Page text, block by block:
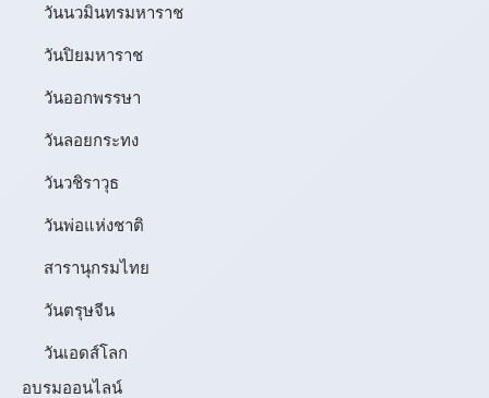
วันนวมินทรมหาราช
วันปิยมหาราช
วันออกพรรษา
วันลอยกระทง
วันวชิราวุธ
วันพ่อแห่งชาติ
สารานุกรมไทย
วันตรุษจีน
วันเอดส์โลก
อบรมออนไลน์